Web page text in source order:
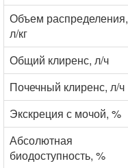
Объем распределения,
л/кг
Общий клиренс, л/ч
Почечный клиренс, л/ч
Экскреция с мочой, %
Абсолютная
биодоступность, %